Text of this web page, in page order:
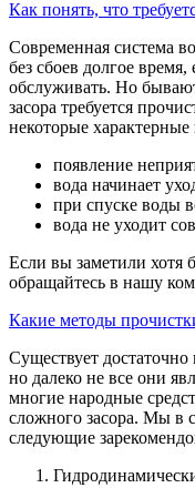
Как понять, что
Современная система
без сбоев долгое
обслуживать. Но
засора требуется
некоторые характерные
появление
вода начинает
при спуске воды
вода не уходит
Если вы заметили хотя
обращайтесь в нашу
Какие методы
Существует
но далеко не все они
многие народные
сложного засора. Мы в
следующие